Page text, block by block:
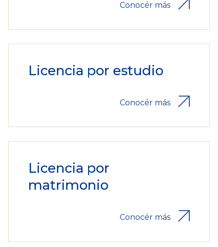
Conocér más
Licencia por estudio
Conocér más
Licencia por
matrimonio
Conocér más